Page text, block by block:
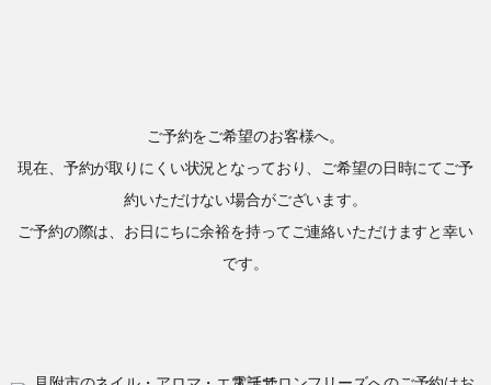
ご予約をご希望のお客様へ。
現在、予約が取りにくい状況となっており、ご希望の日時にてご予
約いただけない場合がございます。
ご予約の際は、お日にちに余裕を持ってご連絡いただけますと幸い
です。